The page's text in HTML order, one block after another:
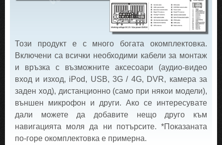
Този продукт е с много богата окомплектовка.
Включени са всички необходими кабели за монтаж
и връзка с възможните аксесоари (аудио-видео
вход и изход, iPod, USB, 3G / 4G, DVR, камера за
заден ход), дистанционно (само при някои модели),
външен микрофон и други. Ако се интересувате
дали можете да добавите нещо друго към
навигацията моля да ни потърсите. *Показаната
по-горе окомплектовка е примерна.